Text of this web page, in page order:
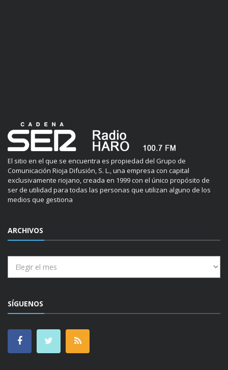
El sitio en el que se encuentra es propiedad del Grupo de
Comunicación Rioja Difusión, S. L., una empresa con capital
exclusivamente riojano, creada en 1999 con el único propósito de
ser de utilidad para todas las personas que utilizan alguno de los
medios que gestiona
ARCHIVOS
SÍGUENOS